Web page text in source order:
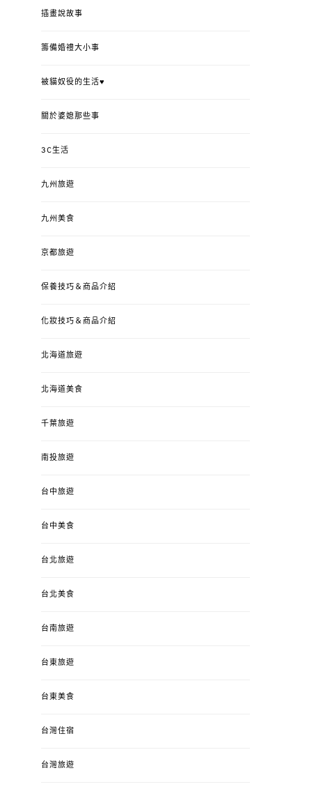
4y3m ：視力檢查、練習犯
錯、認識華德福
插畫說故事
籌備婚禮大小事
被貓奴役的生活♥
關於婆媳那些事
3C生活
九州旅遊
九州美食
京都旅遊
保養技巧＆商品介紹
化妝技巧＆商品介紹
北海道旅遊
北海道美食
千葉旅遊
南投旅遊
台中旅遊
台中美食
台北旅遊
台北美食
台南旅遊
台東旅遊
台東美食
台灣住宿
台灣旅遊